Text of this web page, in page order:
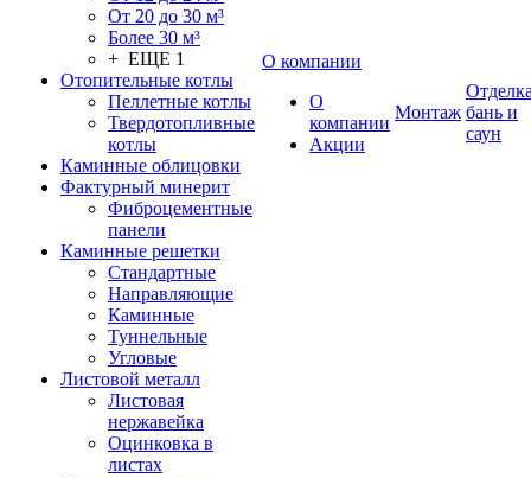
От 20 до 30 м³
Более 30 м³
+ ЕЩЕ 1
Отопительные котлы
Пеллетные котлы
Твердотопливные
котлы
Каминные облицовки
Фактурный минерит
Фиброцементные
панели
Каминные решетки
Стандартные
Направляющие
Каминные
Туннельные
Угловые
Листовой металл
Листовая
нержавейка
Оцинковка в
листах
О компании
О
компании
Акции
Монтаж бань и
саун